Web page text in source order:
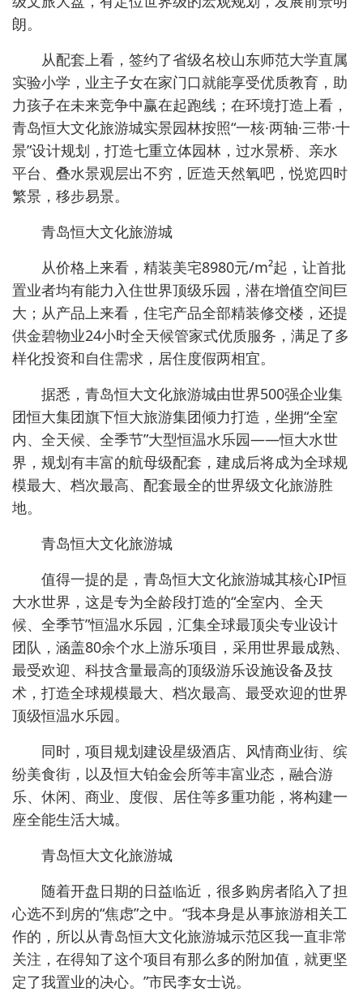
朗。
从配套上看，签约了省级名校山东师范大学直属
实验小学，业主子女在家门口就能享受优质教育，助
力孩子在未来竞争中赢在起跑线；在环境打造上看，
青岛恒大文化旅游城实景园林按照“一核·两轴·三带·十
景”设计规划，打造七重立体园林，过水景桥、亲水
平台、叠水景观层出不穷，匠造天然氧吧，悦览四时
繁景，移步易景。
青岛恒大文化旅游城
从价格上来看，精装美宅8980元/m²起，让首批
置业者均有能力入住世界顶级乐园，潜在增值空间巨
大；从产品上来看，住宅产品全部精装修交楼，还提
供金碧物业24小时全天候管家式优质服务，满足了多
样化投资和自住需求，居住度假两相宜。
据悉，青岛恒大文化旅游城由世界500强企业集
团恒大集团旗下恒大旅游集团倾力打造，坐拥“全室
内、全天候、全季节”大型恒温水乐园——恒大水世
界，规划有丰富的航母级配套，建成后将成为全球规
模最大、档次最高、配套最全的世界级文化旅游胜
地。
青岛恒大文化旅游城
值得一提的是，青岛恒大文化旅游城其核心IP恒
大水世界，这是专为全龄段打造的“全室内、全天
候、全季节”恒温水乐园，汇集全球最顶尖专业设计
团队，涵盖80余个水上游乐项目，采用世界最成熟、
最受欢迎、科技含量最高的顶级游乐设施设备及技
术，打造全球规模最大、档次最高、最受欢迎的世界
顶级恒温水乐园。
同时，项目规划建设星级酒店、风情商业街、缤
纷美食街，以及恒大铂金会所等丰富业态，融合游
乐、休闲、商业、度假、居住等多重功能，将构建一
座全能生活大城。
青岛恒大文化旅游城
随着开盘日期的日益临近，很多购房者陷入了担
心选不到房的“焦虑”之中。“我本身是从事旅游相关工
作的，所以从青岛恒大文化旅游城示范区我一直非常
关注，在得知了这个项目有那么多的附加值，就更坚
定了我置业的决心。”市民李女士说。